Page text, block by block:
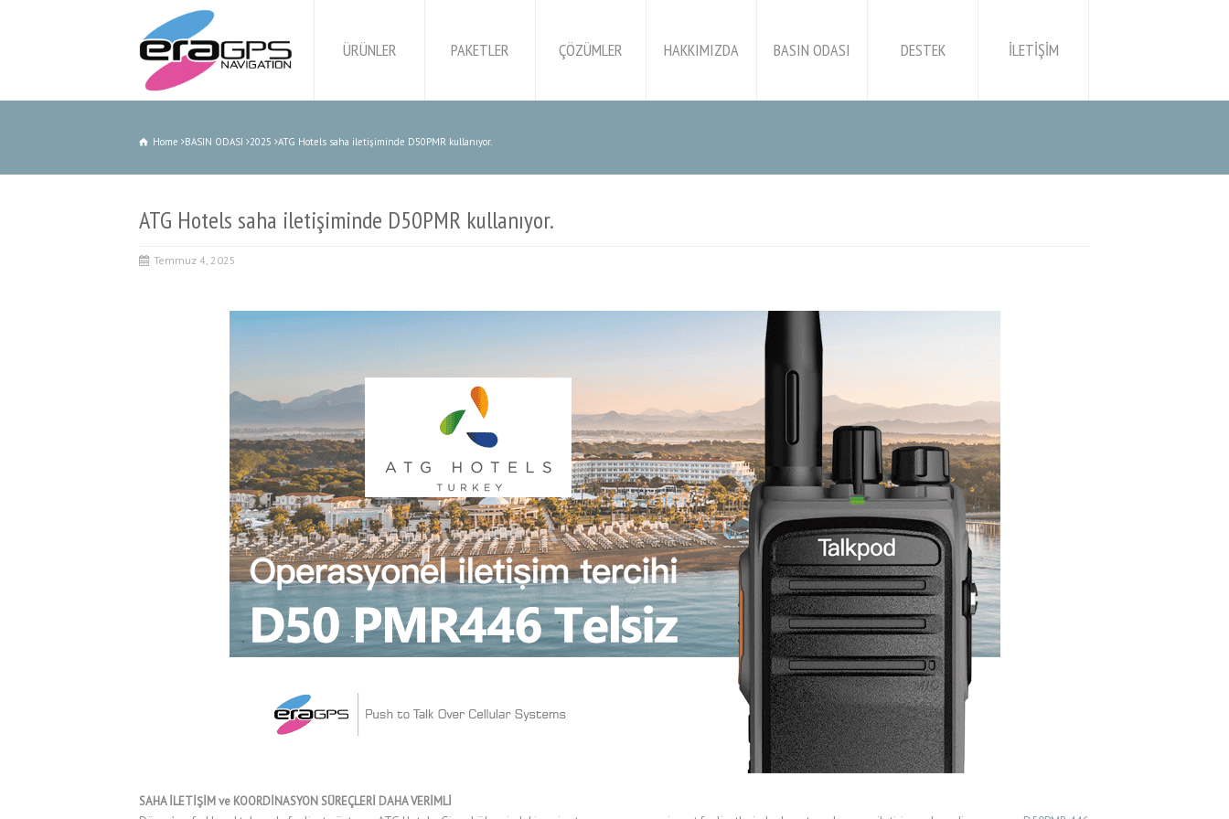
ÜRÜNLER PAKETLER ÇÖZÜMLER HAKKIMIZDA BASIN ODASI DESTEK İLETİŞİM
Home BASIN ODASI 2025 ATG Hotels saha iletişiminde D50PMR kullanıyor.
ATG Hotels saha iletişiminde D50PMR kullanıyor.
Temmuz 4, 2025
SAHA İLETİŞİM ve KOORDİNASYON SÜREÇLERİ DAHA VERİMLİ